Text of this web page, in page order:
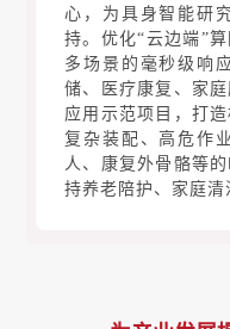
心，为具身智能研
持。优化“云边端”
多场景的毫秒级响
储、医疗康复、家
应用示范项目，打
复杂装配、高危作
人、康复外骨骼等
持养老陪护、家庭清